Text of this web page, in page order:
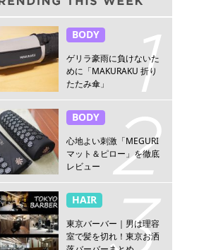
BODY
ゲリラ豪雨に負けないた
めに「MAKURAKU 折り
たたみ傘」
BODY
心地よい刺激「MEGURI
マット＆ピロー」を徹底
レビュー
HAIR
東京バーバー｜男は理容
室で髪を切れ！東京お洒